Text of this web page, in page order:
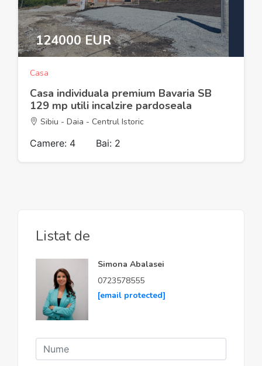
124000 EUR
Casa
Casa individuala premium Bavaria SB
129 mp utili incalzire pardoseala
Sibiu - Daia - Centrul Istoric
Camere: 4 Bai: 2
Listat de
Simona Abalasei
0723578555
[email protected]